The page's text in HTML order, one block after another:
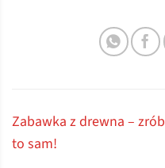
Zabawka z drewna – zrób
to sam!